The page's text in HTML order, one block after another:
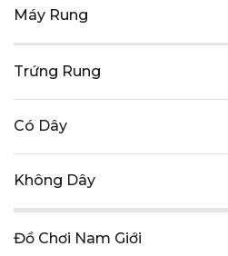
Máy Rung
Trứng Rung
Có Dây
Không Dây
Đồ Chơi Nam Giới